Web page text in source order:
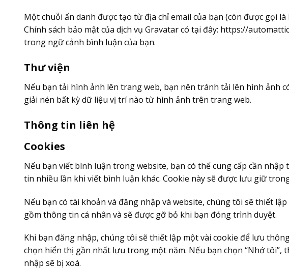
Một chuỗi ẩn danh được tạo từ địa chỉ email của bạn (còn được gọi
Chính sách bảo mật của dịch vụ Gravatar có tại đây: https://
trong ngữ cảnh bình luận của bạn.
Thư viện
Nếu bạn tải hình ảnh lên trang web, bạn nên tránh tải lên hình ảnh
giải nén bất kỳ dữ liệu vị trí nào từ hình ảnh trên trang web.
Thông tin liên hệ
Cookies
Nếu bạn viết bình luận trong website, bạn có thể cung cấp cần
tin nhiều lần khi viết bình luận khác. Cookie này sẽ được lưu giữ
Nếu bạn có tài khoản và đăng nhập và website, chúng tôi sẽ thiết
gồm thông tin cá nhân và sẽ được gỡ bỏ khi bạn đóng trình duyệt.
Khi bạn đăng nhập, chúng tôi sẽ thiết lập một vài cookie để lưu
chọn hiển thị gần nhất lưu trong một năm. Nếu bạn chọn “Nhớ
nhập sẽ bị xoá.